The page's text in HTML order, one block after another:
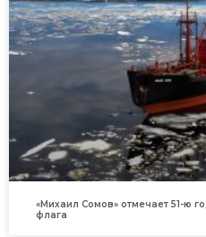
«Михаил Сомов» отмечает 51-ю
флага